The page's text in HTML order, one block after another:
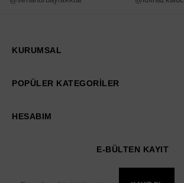
KURUMSAL
POPÜLER KATEGORİLER
HESABIM
E-BÜLTEN KAYIT